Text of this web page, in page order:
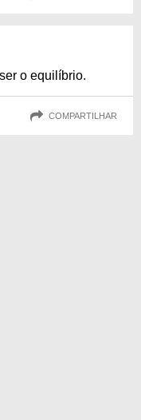
o equilíbrio.
COMPARTILHAR